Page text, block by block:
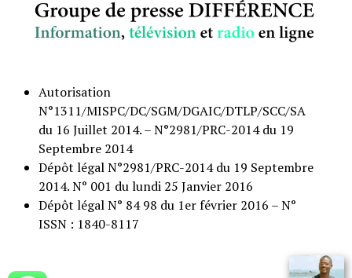
Autorisation
N°1311/MISPC/DC/SGM/DGAIC/DTLP/SCC/SA
du 16 Juillet 2014. – N°2981/PRC-2014 du 19
Septembre 2014
Dépôt légal N°2981/PRC-2014 du 19 Septembre
2014. N° 001 du lundi 25 Janvier 2016
Dépôt légal N° 84 98 du 1er février 2016 – N°
ISSN : 1840-8117